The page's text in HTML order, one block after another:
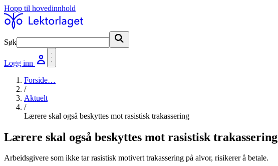
Hopp til hovedinnhold
Søk
Logg inn
Forside…
/
Aktuelt
/
Lærere skal også beskyttes mot rasistisk trakassering
Lærere skal også beskyttes mot rasistisk trakassering
Arbeidsgivere som ikke tar rasistisk motivert trakassering på alvor, risikerer å betale.